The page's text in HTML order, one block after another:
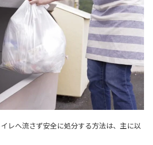
レへ流さず安全に処分する方法は、主に以